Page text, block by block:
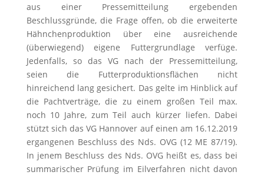
aus einer Pressemitteilung ergebenden
Beschlussgründe, die Frage offen, ob die erweiterte
Hähnchenproduktion über eine ausreichende
(überwiegend) eigene Futtergrundlage verfüge.
Jedenfalls, so das VG nach der Pressemitteilung,
seien die Futterproduktionsflächen nicht
hinreichend lang gesichert. Das gelte im Hinblick auf
die Pachtverträge, die zu einem großen Teil max.
noch 10 Jahre, zum Teil auch kürzer liefen. Dabei
stützt sich das VG Hannover auf einen am 16.12.2019
ergangenen Beschluss des Nds. OVG (12 ME 87/19).
In jenem Beschluss des Nds. OVG heißt es, dass bei
summarischer Prüfung im Eilverfahren nicht davon